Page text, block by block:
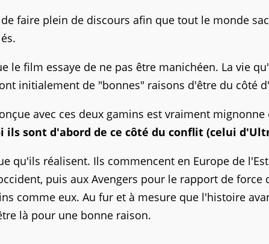
faire plein de discours afin que tout le monde
le film essaye de ne pas être manichéen. La vie
initialement de "bonnes" raisons d'être du côté
avec ces deux gamins est vraiment
ils sont d'abord de ce côté du conflit (celui
qu'ils réalisent. Ils commencent en Europe de
puis aux Avengers pour le rapport de force
comme eux. Au fur et à mesure que l'histoire
là pour une bonne raison.